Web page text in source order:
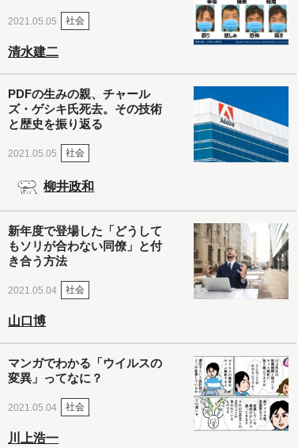
2021.05.05 社会
清水建二
PDFの生みの親、チャール
ズ・ゲシキ氏死去。その技術
と歴史を振り返る
2021.05.05 社会
柳井政和
新年度で登場した「どうして
もソリが合わない同僚」と付
き合う方法
2021.05.04 社会
山口博
マンガでわかる「ウイルスの
変異」ってなに？
2021.05.04 社会
川上浩一